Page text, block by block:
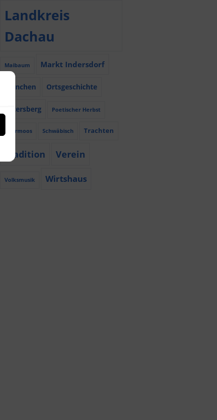
Landkreis
Dachau
Maibaum Markt Indersdorf
München Ortsgeschichte
Petersberg Poetischer Herbst
Röhrmoos Schwäbisch Trachten
Tradition Verein
Volksmusik Wirtshaus